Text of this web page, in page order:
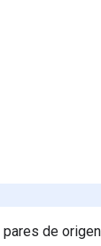
pares de